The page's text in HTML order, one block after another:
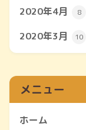
2020年4月 8
2020年3月 10
メニュー
ホーム